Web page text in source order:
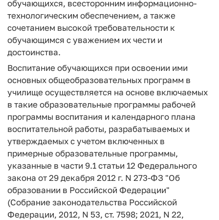
обучающихся, всесторонним информационно-
технологическим обеспечением, а также
сочетанием высокой требовательности к
обучающимся с уважением их чести и
достоинства.
Воспитание обучающихся при освоении ими
основных общеобразовательных программ в
училище осуществляется на основе включаемых
в такие образовательные программы рабочей
программы воспитания и календарного плана
воспитательной работы, разрабатываемых и
утверждаемых с учетом включенных в
примерные образовательные программы,
указанные в части 9.1 статьи 12 Федерального
закона от 29 декабря 2012 г. N 273-ФЗ "Об
образовании в Российской Федерации"
(Собрание законодательства Российской
Федерации, 2012, N 53, ст. 7598; 2021, N 22,